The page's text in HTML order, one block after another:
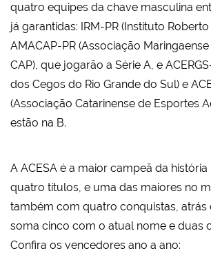
quatro equipes da chave masculina
já garantidas: IRM-PR (Instituto
AMACAP-PR (Associação
CAP), que jogarão a Série A, e
dos Cegos do Rio Grande do Sul) e
(Associação Catarinense de Esportes
estão na B.
A ACESA é a maior campeã da
quatro títulos, e uma das maiores no
também com quatro conquistas, atrás
soma cinco com o atual nome e duas
Confira os vencedores ano a ano: